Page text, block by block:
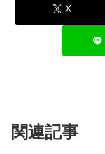
X
関連記事